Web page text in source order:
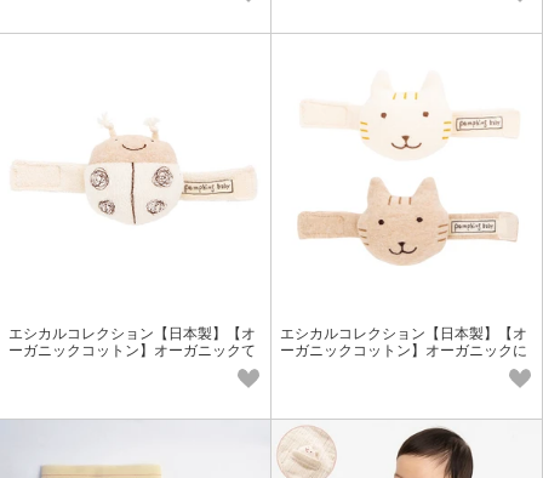
エシカルコレクション【日本製】【オ
ーガニックコットン】オーガニックて
エシカルコレクション【日本製】【オ
ーガニックコットン】オーガニックに